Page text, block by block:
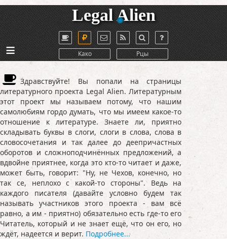
Legal Alien
Како Рцы
≡
Здравствуйте! Вы попали на страницы
литературного проекта Legal Alien. Литературным
этот проект мы называем потому, что нашим
самолюбиям гордо думать, что мы имеем какое-то
отношение к литературе. Знаете ли, приятно
складывать буквы в слоги, слоги в слова, слова в
словосочетания и так далее до деепричастных
оборотов и сложноподчинённых предложений, а
вдвойне приятнее, когда это кто-то читает и даже,
может быть, говорит: "Ну, не Чехов, конечно, но
так се, неплохо с какой-то стороны". Ведь на
каждого писателя (давайте условно будем так
называть участников этого проекта - вам всё
равно, а им - приятно) обязательно есть где-то его
Читатель, который и не знает ещё, что он его, но
ждёт, надеется и верит. Подробнее...